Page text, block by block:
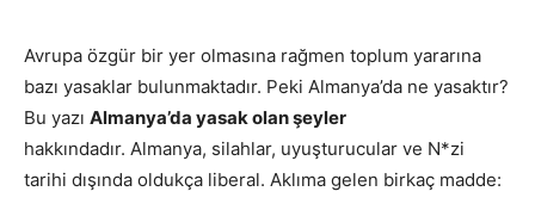
Avrupa özgür bir yer olmasına rağmen toplum yararına
bazı yasaklar bulunmaktadır. Peki Almanya’da ne yasaktır?
Bu yazı Almanya’da yasak olan şeyler
hakkındadır. Almanya, silahlar, uyuşturucular ve N*zi
tarihi dışında oldukça liberal. Aklıma gelen birkaç madde: